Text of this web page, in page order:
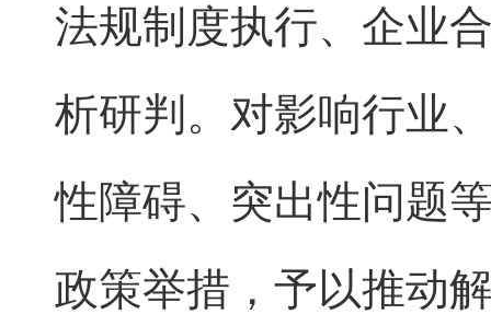
法规制度执行、企业
析研判。对影响行业
性障碍、突出性问题
政策举措，予以推动